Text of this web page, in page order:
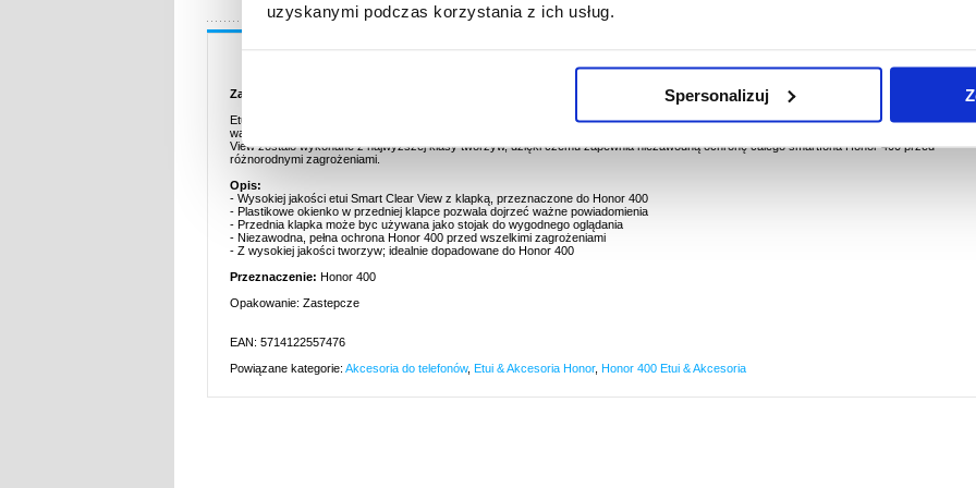
uzyskanymi podczas korzystania z ich usług.
Spersonalizuj
Zamykane Etui Smart Clear View na Honor 400
Etui z klapką Smart Clear View pozwoli telefonowi Honor 400 wyróżnić się w tłumie. Przedni panel jest półprzezroczysty, co pozwala dojrzeć
ważne powiadomienia. Przednia klapka posłuży też jako stojak do wygodnego oglądania ulubionych multimediów. Ponadto, etui Smart Clear
View zostało wykonane z najwyższej klasy tworzyw, dzięki czemu zapewnia niezawodną ochronę całego smartfona Honor 400 przed
różnorodnymi zagrożeniami.
Opis:
- Wysokiej jakości etui Smart Clear View z klapką, przeznaczone do Honor 400
- Plastikowe okienko w przedniej klapce pozwala dojrzeć ważne powiadomienia
- Przednia klapka może byc używana jako stojak do wygodnego oglądania
- Niezawodna, pełna ochrona Honor 400 przed wszelkimi zagrożeniami
- Z wysokiej jakości tworzyw; idealnie dopadowane do Honor 400
Przeznaczenie: Honor 400
Opakowanie: Zastepcze
EAN: 5714122557476
Powiązane kategorie: Akcesoria do telefonów, Etui & Akcesoria Honor, Honor 400 Etui & Akcesoria